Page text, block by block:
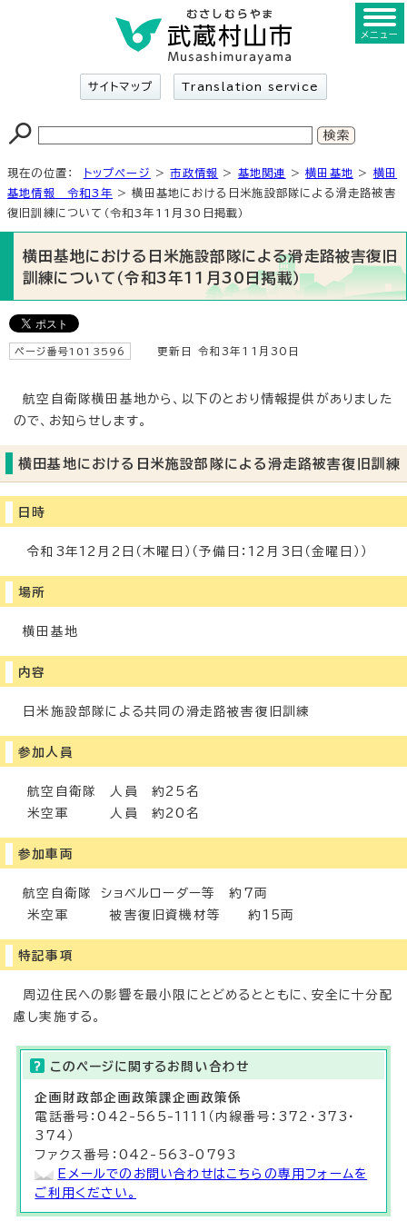
サイトマップ Translation service
メニュー
現在の位置： トップページ >市政情報 > 基地関連 >横田基地 > 横田
基地情報 令和3年 > 横田基地における日米施設部隊による滑走路被害
復旧訓練について（令和3年11月30日掲載）
横田基地における日米施設部隊による滑走路被害復旧
訓練について（令和3年11月30日掲載）
ページ番号1013596 更新日 令和3年11月30日
航空自衛隊横田基地から、以下のとおり情報提供がありました
ので、お知らせします。
横田基地における日米施設部隊による滑走路被害復旧訓練
日時
令和3年12月2日（木曜日）（予備日：12月3日（金曜日））
場所
横田基地
内容
日米施設部隊による共同の滑走路被害復旧訓練
参加人員
航空自衛隊 人員 約25名
米空軍 人員 約20名
参加車両
航空自衛隊 ショベルローダー等 約7両
米空軍 被害復旧資機材等 約15両
特記事項
周辺住民への影響を最小限にとどめるとともに、安全に十分配
慮し実施する。
このページに関する お問い合わせ
企画財政部企画政策課企画政策係
電話番号：042-565-1111（内線番号：372・373・
374）
ファクス番号：042-563-0793
Eメールでのお問い合わせはこちらの専用フォームを
ご利用ください。